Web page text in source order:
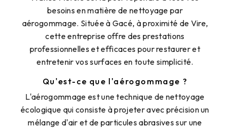
besoins en matière de nettoyage par
aérogommage. Située à Gacé, à proximité de Vire,
cette entreprise offre des prestations
professionnelles et efficaces pour restaurer et
entretenir vos surfaces en toute simplicité.
Qu'est-ce que l'aérogommage ?
L'aérogommage est une technique de nettoyage
écologique qui consiste à projeter avec précision un
mélange d'air et de particules abrasives sur une